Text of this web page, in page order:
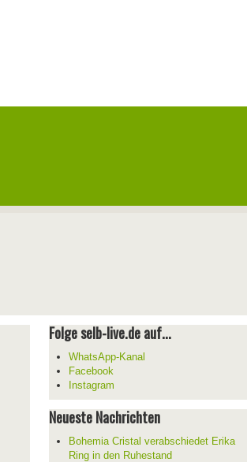
Folge selb-live.de auf...
WhatsApp-Kanal
Facebook
Instagram
Neueste Nachrichten
Bohemia Cristal verabschiedet Erika
Ring in den Ruhestand